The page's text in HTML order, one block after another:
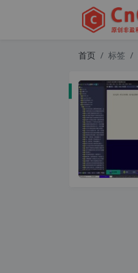
首页 标签